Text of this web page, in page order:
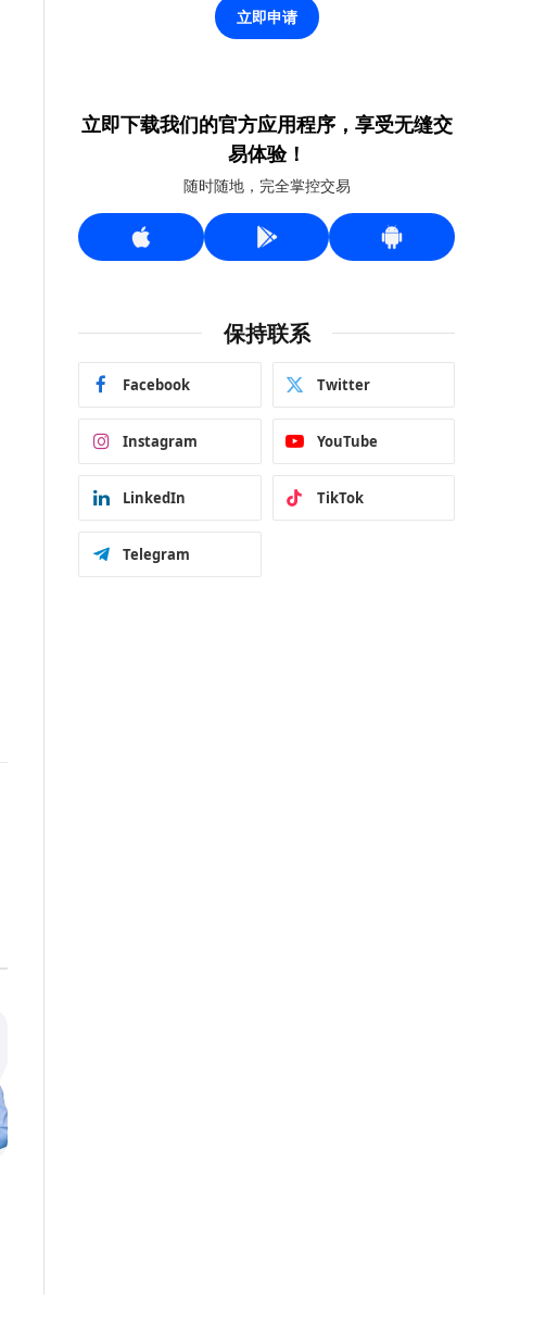
立即申请
立即下载我们的官方应用程序，享受无缝交
易体验！
随时随地，完全掌控交易
保持联系
Facebook Twitter
Instagram YouTube
LinkedIn TikTok
Telegram